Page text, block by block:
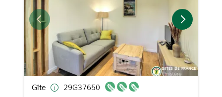
Gîte
29G37650